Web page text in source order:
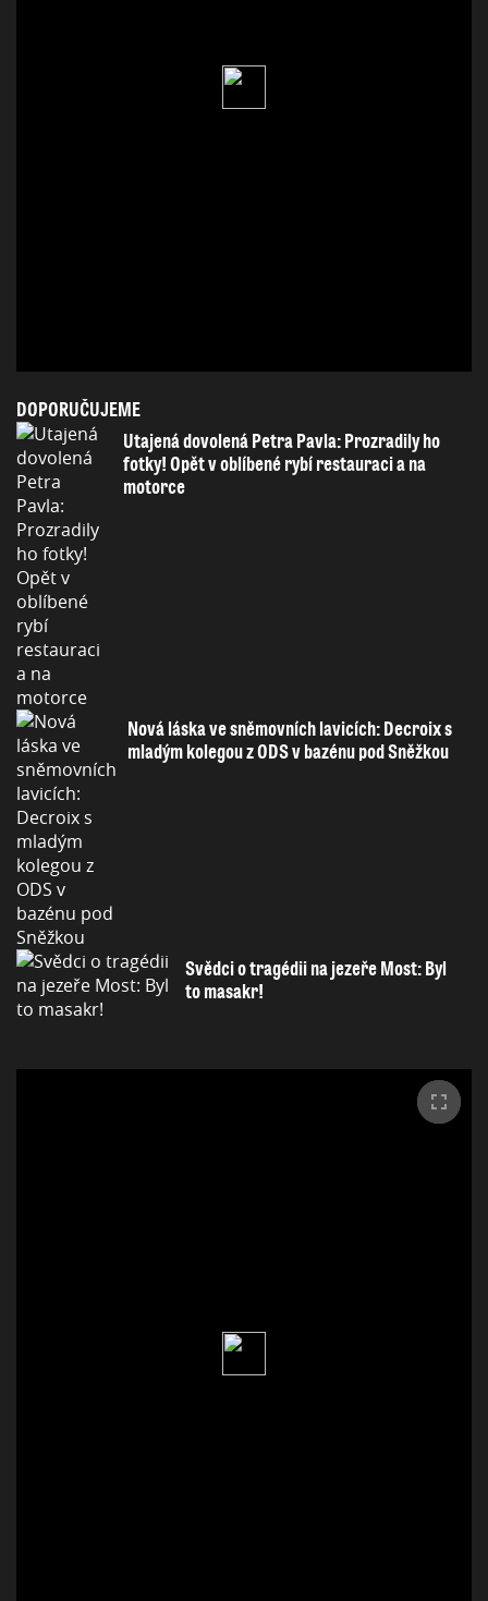
DOPORUČUJEME
Utajená dovolená Petra Pavla: Prozradily ho
fotky! Opět v oblíbené rybí restauraci a na
motorce
Nová láska ve sněmovních lavicích: Decroix s
mladým kolegou z ODS v bazénu pod Sněžkou
Svědci o tragédii na jezeře Most: Byl
to masakr!